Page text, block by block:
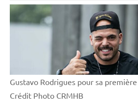
JRS
Gustavo Rodrigues pour sa première
Crédit Photo CRMHB